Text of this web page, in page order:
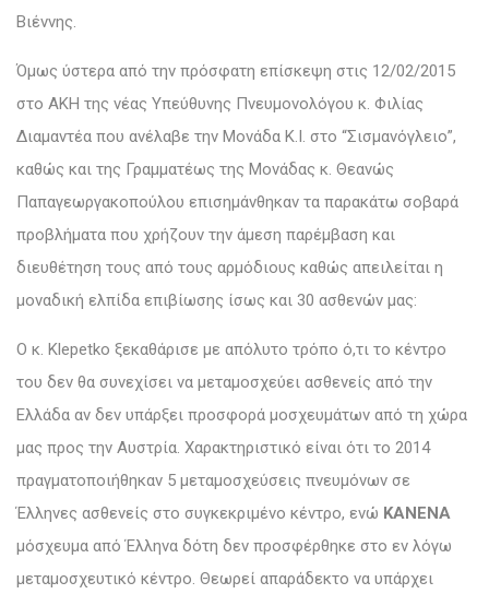
Βιέννης.
Όμως ύστερα από την πρόσφατη επίσκεψη στις 12/02/2015
στο AKH της νέας Υπεύθυνης Πνευμονολόγου κ. Φιλίας
Διαμαντέα που ανέλαβε την Μονάδα Κ.Ι. στο “Σισμανόγλειο”,
καθώς και της Γραμματέως της Μονάδας κ. Θεανώς
Παπαγεωργακοπούλου επισημάνθηκαν τα παρακάτω σοβαρά
προβλήματα που χρήζουν την άμεση παρέμβαση και
διευθέτηση τους από τους αρμόδιους καθώς απειλείται η
μοναδική ελπίδα επιβίωσης ίσως και 30 ασθενών μας:
Ο κ. Klepetko ξεκαθάρισε με απόλυτο τρόπο ό,τι το κέντρο
του δεν θα συνεχίσει να μεταμοσχεύει ασθενείς από την
Ελλάδα αν δεν υπάρξει προσφορά μοσχευμάτων από τη χώρα
μας προς την Αυστρία. Χαρακτηριστικό είναι ότι το 2014
πραγματοποιήθηκαν 5 μεταμοσχεύσεις πνευμόνων σε
Έλληνες ασθενείς στο συγκεκριμένο κέντρο, ενώ ΚΑΝΕΝΑ
μόσχευμα από Έλληνα δότη δεν προσφέρθηκε στο εν λόγω
μεταμοσχευτικό κέντρο. Θεωρεί απαράδεκτο να υπάρχει